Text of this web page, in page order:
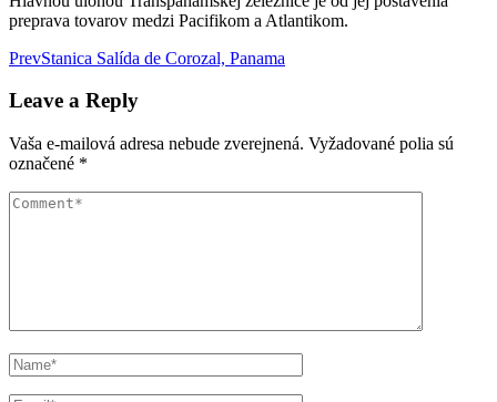
preprava tovarov medzi Pacifikom a Atlantikom.
Post
navigation
PrevStanica Salída de Corozal, Panama
Leave a Reply
Vaša e-mailová adresa nebude zverejnená. Vyžadované polia sú
označené *